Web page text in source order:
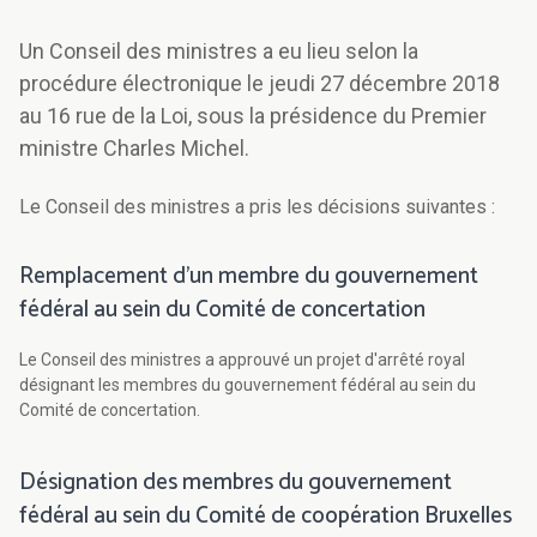
Un Conseil des ministres a eu lieu selon la
procédure électronique le jeudi 27 décembre 2018
au 16 rue de la Loi, sous la présidence du Premier
ministre Charles Michel.
Le Conseil des ministres a pris les décisions suivantes :
Remplacement d'un membre du gouvernement
fédéral au sein du Comité de concertation
Le Conseil des ministres a approuvé un projet d'arrêté royal
désignant les membres du gouvernement fédéral au sein du
Comité de concertation.
Désignation des membres du gouvernement
fédéral au sein du Comité de coopération Bruxelles